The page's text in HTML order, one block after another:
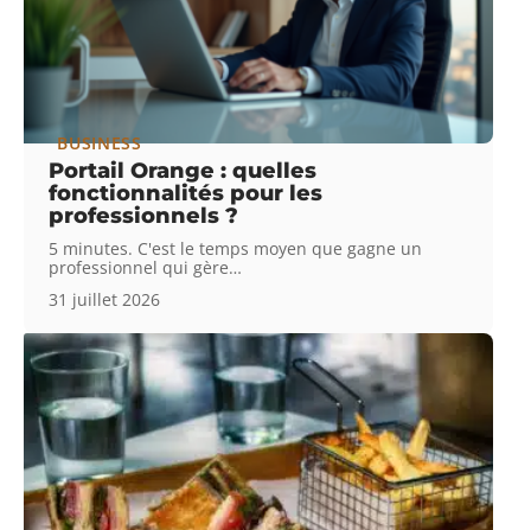
BUSINESS
Portail Orange : quelles
fonctionnalités pour les
professionnels ?
5 minutes. C'est le temps moyen que gagne un
professionnel qui gère…
31 juillet 2026